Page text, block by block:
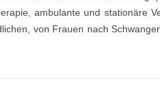
ambulante und stationäre
von Frauen nach